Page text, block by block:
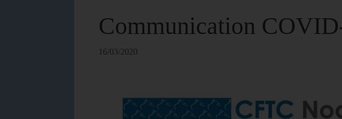
Communication
16/03/2020